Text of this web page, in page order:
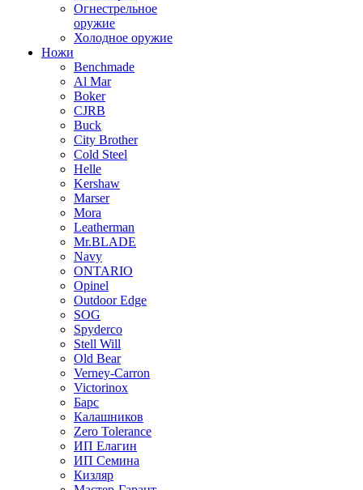
Огнестрельное
оружие
Холодное оружие
Ножи
Benchmade
Al Mar
Boker
CJRB
Buck
City Brother
Cold Steel
Helle
Kershaw
Marser
Mora
Leatherman
Mr.BLADE
Navy
ONTARIO
Opinel
Outdoor Edge
SOG
Spyderco
Stell Will
Old Bear
Verney-Carron
Victorinox
Барс
Калашников
Zero Tolerance
ИП Елагин
ИП Семина
Кизляр